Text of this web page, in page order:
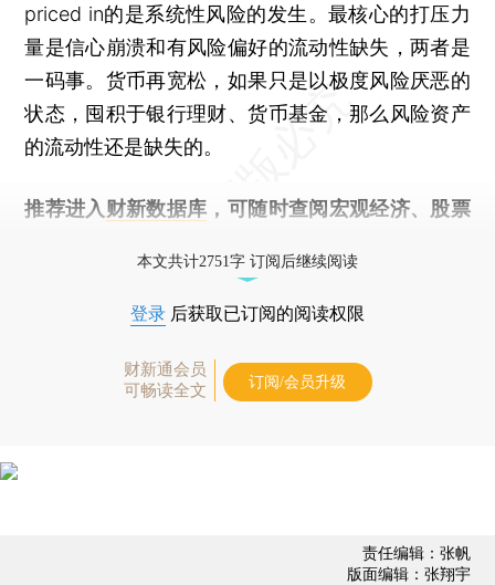
priced in的是系统性风险的发生。最核心的打压力
量是信心崩溃和有风险偏好的流动性缺失，两者是
一码事。货币再宽松，如果只是以极度风险厌恶的
状态，囤积于银行理财、货币基金，那么风险资产
的流动性还是缺失的。
推荐进入 财新数据库 ，可随时查阅宏观经济、股票
本文共计2751字 订阅后继续阅读
登录 后获取已订阅的阅读权限
财新通会员
可畅读全文
订阅/会员升级
责任编辑：张帆
版面编辑：张翔宇